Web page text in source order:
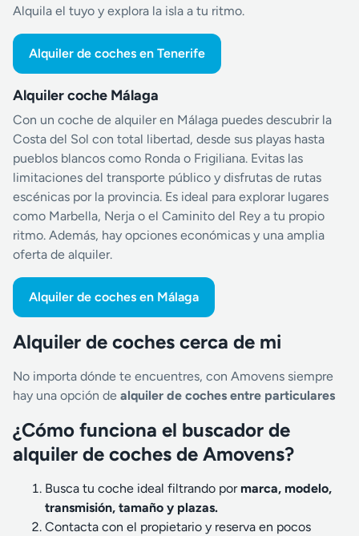
Alquila el tuyo y explora la isla a tu ritmo.
Alquiler de coches en Tenerife
Alquiler coche Málaga
Con un coche de alquiler en Málaga puedes descubrir la
Costa del Sol con total libertad, desde sus playas hasta
pueblos blancos como Ronda o Frigiliana. Evitas las
limitaciones del transporte público y disfrutas de rutas
escénicas por la provincia. Es ideal para explorar lugares
como Marbella, Nerja o el Caminito del Rey a tu propio
ritmo. Además, hay opciones económicas y una amplia
oferta de alquiler.
Alquiler de coches en Málaga
Alquiler de coches cerca de mi
No importa dónde te encuentres, con Amovens siempre
hay una opción de alquiler de coches entre particulares
¿Cómo funciona el buscador de
alquiler de coches de Amovens?
Busca tu coche ideal filtrando por marca, modelo,
transmisión, tamaño y plazas.
Contacta con el propietario y reserva en pocos